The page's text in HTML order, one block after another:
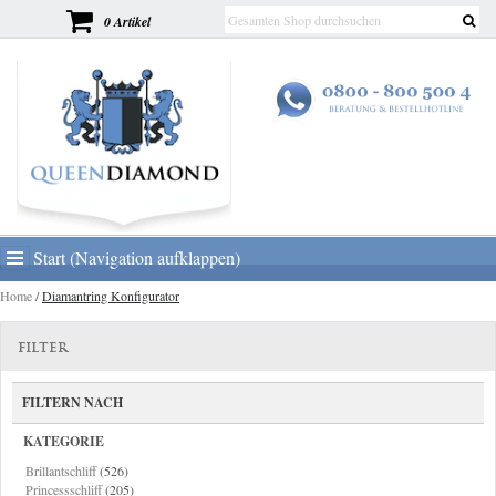
0 Artikel
Start (Navigation aufklappen)
Home/Diamantring Konfigurator
FILTER
FILTERN NACH
KATEGORIE
Brillantschliff(526)
Princessschliff(205)